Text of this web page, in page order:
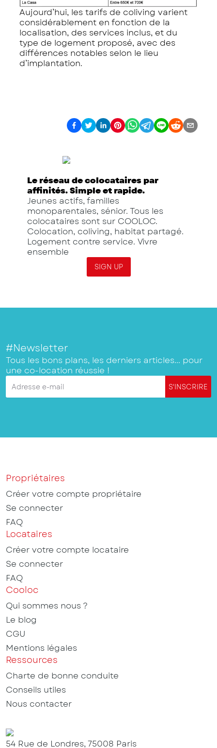
Aujourd’hui, les tarifs de coliving varient
considérablement en fonction de la
localisation, des services inclus, et du
type de logement proposé, avec des
différences notables selon le lieu
d’implantation.
Le réseau de colocataires par
affinités. Simple et rapide.
Jeunes actifs, familles
monoparentales, sénior. Tous les
colocataires sont sur COOLOC.
Colocation, coliving, habitat partagé.
Logement contre service. Vivre
ensemble
SIGN UP
#Newsletter
Tous les bons plans, les derniers articles... pour
une co-location réussie !
Adresse e-mail S'INSCRIRE
Propriétaires
Créer votre compte propriétaire
Se connecter
FAQ
Locataires
Créer votre compte locataire
Se connecter
FAQ
Cooloc
Qui sommes nous ?
Le blog
CGU
Mentions légales
Ressources
Charte de bonne conduite
Conseils utiles
Nous contacter
54 Rue de Londres, 75008 Paris